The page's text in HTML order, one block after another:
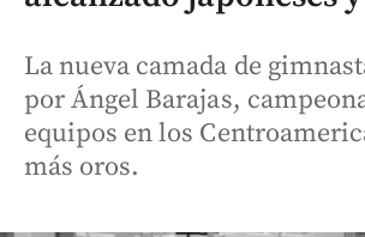
La nueva camada de
por Ángel Barajas,
equipos en los
más oros.